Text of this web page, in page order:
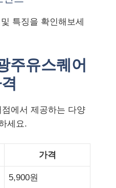
특징을 확인해보세
주유스퀘어
에서 제공하는 다양
세요.
가격
5,900원